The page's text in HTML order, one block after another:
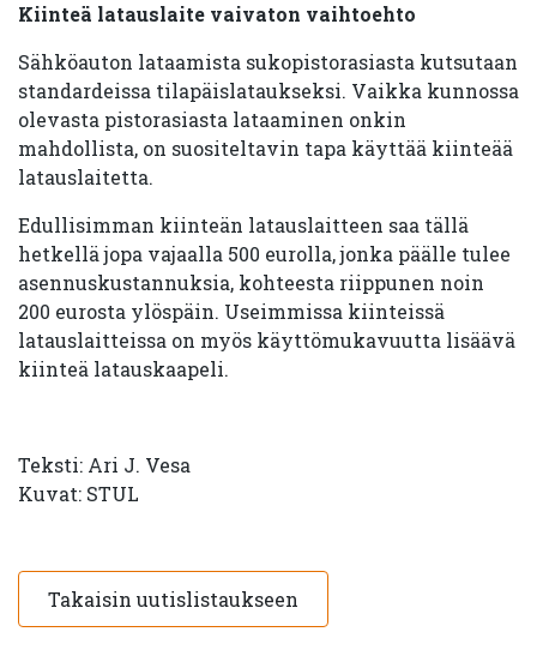
Kiinteä latauslaite vaivaton vaihtoehto
Sähköauton lataamista sukopistorasiasta kutsutaan
standardeissa tilapäislataukseksi. Vaikka kunnossa
olevasta pistorasiasta lataaminen onkin
mahdollista, on suositeltavin tapa käyttää kiinteää
latauslaitetta.
Edullisimman kiinteän latauslaitteen saa tällä
hetkellä jopa vajaalla 500 eurolla, jonka päälle tulee
asennuskustannuksia, kohteesta riippunen noin
200 eurosta ylöspäin. Useimmissa kiinteissä
latauslaitteissa on myös käyttömukavuutta lisäävä
kiinteä latauskaapeli.
Teksti: Ari J. Vesa
Kuvat: STUL
Takaisin uutislistaukseen